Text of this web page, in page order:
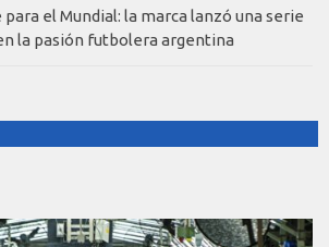
para el Mundial: la marca lanzó una serie
la pasión futbolera argentina